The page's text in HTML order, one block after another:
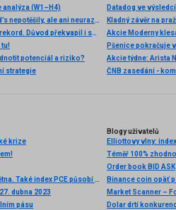
analýza (W1–H4)
Akciová analýza: Výsledky McDonald’s nepotěšily, ale ani neurazily. Jakou vizi společnost prezentovala?
Akcie Microsoftu zlomily 26 let starý rekord. Důvod překvapil i samotné investory
potenciál a riziko?
strategie
Kladný závěr na
ČNB zasedání -
krize
Analýza páru GBP/USD ze dne 31. května. Také index PCE působí proti dolaru
dubna 2023
pásu
Blogy uživatelů
Téměř 100%
Order book BID ASK
Binance coin opäť
Market Scanner –